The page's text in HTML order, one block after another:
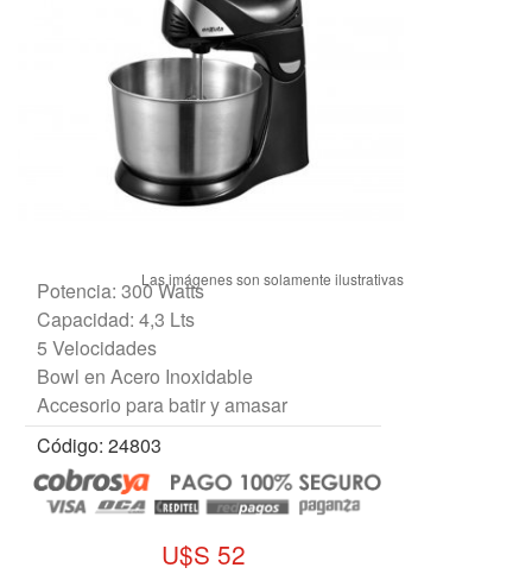
Potencia: 300 Watts
Capacidad: 4,3 Lts
5 Velocidades
Bowl en Acero Inoxidable
Accesorio para batir y amasar
Código: 24803
U$S 52